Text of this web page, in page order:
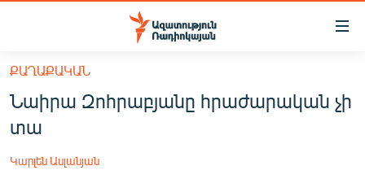
Մատչելիության
հիմնական
բովանդակությանը
հիմնական
մենյուին
ՀԱՅԱՍՏԱՆ
ՔԱՂԱՔԱԿԱՆ
Նաիրա Զոհրաբյանը հրաժարական չի
տա
Կարլեն Ասլանյան